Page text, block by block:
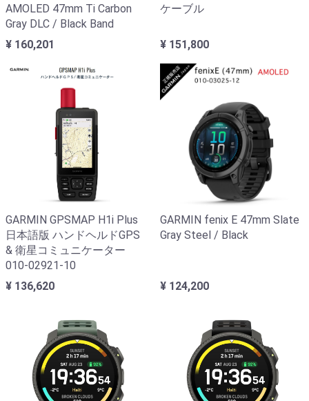
AMOLED 47mm Ti Carbon
Gray DLC / Black Band
¥ 160,201
ケーブル
¥ 151,800
GARMIN GPSMAP H1i Plus
日本語版 ハンドヘルドGPS
& 衛星コミュニケーター
010-02921-10
¥ 136,620
GARMIN fenix E 47mm Slate
Gray Steel / Black
¥ 124,200